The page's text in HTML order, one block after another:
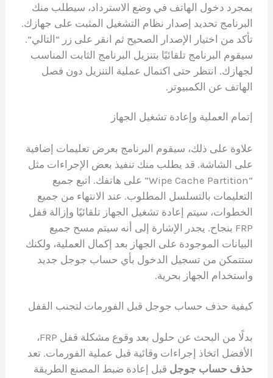
بمجرد دخول الهاتف في وضع الاسترداد، سيطلب منك
البرنامج تحديد إصدار نظام التشغيل المثبت على جهازك.
تأكد من اختيار الإصدار الصحيح ثم انقر على زر “التالي”.
سيقوم البرنامج تلقائيًا بتنزيل البرنامج الثابت المناسب
لجهازك. انتظر حتى اكتمال عملية التنزيل دون فصل
الهاتف عن الكمبيوتر.
إتمام العملية وإعادة تشغيل الجهاز
علاوة على ذلك، سيقوم البرنامج بعرض تعليمات إضافية
على الشاشة. قد يطلب منك تنفيذ بعض الإجراءات مثل
“Wipe Cache Partition” على هاتفك. اتبع جميع
التعليمات بالتسلسل المطلوب. عند الانتهاء من جميع
الخطوات، سيتم إعادة تشغيل الجهاز تلقائيًا وإزالة قفل
FRP بنجاح. يجدر الإشارة إلى أنه سيتم مسح جميع
البيانات الموجودة على الجهاز بعد إكمال العملية، ولكنك
ستتمكن من تسجيل الدخول بأي حساب جوجل جديد
واستخدام الجهاز بحرية.
كيفية حذف حساب جوجل قبل الفورمات لتجنب القفل
بدلًا من البحث عن حلول بعد وقوع مشكلة قفل FRP،
الأفضل اتخاذ إجراءات وقائية قبل عملية الفورمات. تعد
حذف حساب جوجل قبل إعادة ضبط المصنع الطريقة